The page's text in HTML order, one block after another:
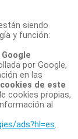
siendo
y función:
Google
por Google,
en las
cookies de este
cookies propias,
al
ads?hl=es.